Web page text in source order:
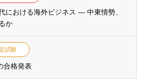
における海外ビジネス ― 中東情勢、
か
試験
合格発表